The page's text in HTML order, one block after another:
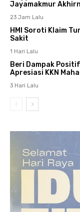
Jayamakmur
23 Jam Lalu
HMI Soroti Klaim
Sakit
1 Hari Lalu
Beri Dampak
Apresiasi KKN
3 Hari Lalu